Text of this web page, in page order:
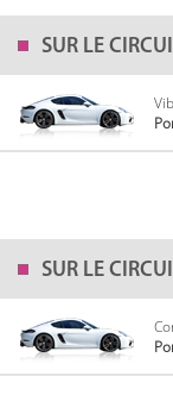
SUR LE
SUR LE